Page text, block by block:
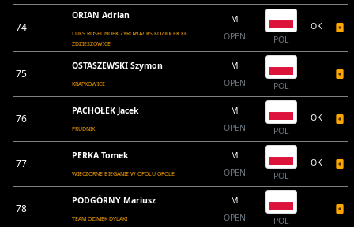
74
ORIAN Adrian
LUKS ROSPONDEK ŻYROWA/ KS KOZIOŁEK KK
ZDZIESZOWICE
M
OPEN
POL
OK
75
OSTASZEWSKI Szymon
KRAPKOWICE
M
OPEN
POL
76
PACHOŁEK Jacek
PRUDNIK
M
OPEN
POL
OK
77
PERKA Tomek
WIECZORNE BIEGANIE W OPOLU OPOLE
M
OPEN
POL
OK
78
PODGÓRNY Mariusz
TEAM OZIMEK DYLAKI
M
OPEN
POL